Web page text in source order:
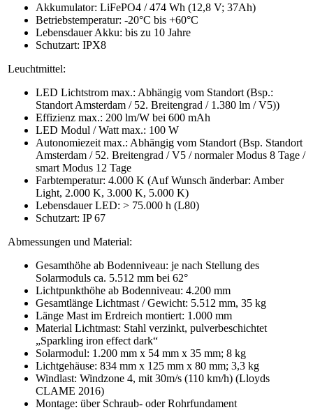
Akkumulator: LiFePO4 / 474 Wh (12,8 V; 37Ah)
Betriebstemperatur: -20°C bis +60°C
Lebensdauer Akku: bis zu 10 Jahre
Schutzart: IPX8
Leuchtmittel:
LED Lichtstrom max.: Abhängig vom Standort (Bsp.:
Standort Amsterdam / 52. Breitengrad / 1.380 lm / V5))
Effizienz max.: 200 lm/W bei 600 mAh
LED Modul / Watt max.: 100 W
Autonomiezeit max.: Abhängig vom Standort (Bsp. Standort
Amsterdam / 52. Breitengrad / V5 / normaler Modus 8 Tage /
smart Modus 12 Tage
Farbtemperatur: 4.000 K (Auf Wunsch änderbar: Amber
Light, 2.000 K, 3.000 K, 5.000 K)
Lebensdauer LED: > 75.000 h (L80)
Schutzart: IP 67
Abmessungen und Material:
Gesamthöhe ab Bodenniveau: je nach Stellung des
Solarmoduls ca. 5.512 mm bei 62°
Lichtpunkthöhe ab Bodenniveau: 4.200 mm
Gesamtlänge Lichtmast / Gewicht: 5.512 mm, 35 kg
Länge Mast im Erdreich montiert: 1.000 mm
Material Lichtmast: Stahl verzinkt, pulverbeschichtet
„Sparkling iron effect dark“
Solarmodul: 1.200 mm x 54 mm x 35 mm; 8 kg
Lichtgehäuse: 834 mm x 125 mm x 80 mm; 3,3 kg
Windlast: Windzone 4, mit 30m/s (110 km/h) (Lloyds
CLAME 2016)
Montage: über Schraub- oder Rohrfundament